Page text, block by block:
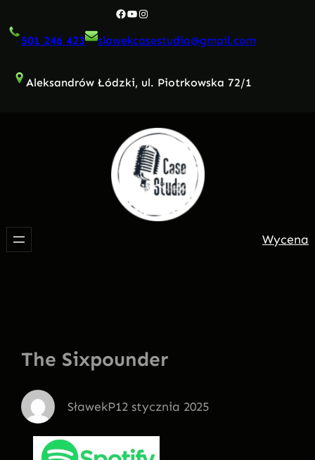
do
Facebook
YouTube
Instagram
501 246 423 slawekcasestudio@gmail.com
Aleksandrów Łódzki, ul. Piotrkowska 72/1
Wycena
The Sixpounder
SławekP12 stycznia 2025